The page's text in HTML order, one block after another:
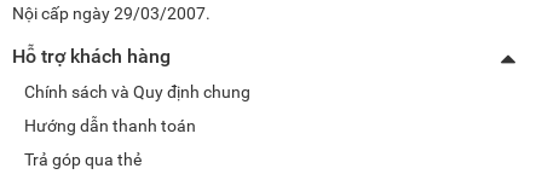
Nội cấp ngày 29/03/2007.
Hỗ trợ khách hàng
Chính sách và Quy định chung
Hướng dẫn thanh toán
Trả góp qua thẻ